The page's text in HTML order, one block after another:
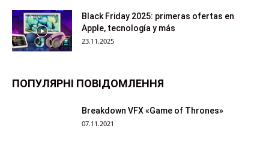
Black Friday 2025: primeras ofertas en
Apple, tecnología y más
23.11.2025
ПОПУЛЯРНІ ПОВІДОМЛЕННЯ
Breakdown VFX «Game of Thrones»
07.11.2021